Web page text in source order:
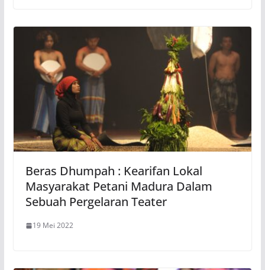
Beras Dhumpah : Kearifan Lokal
Masyarakat Petani Madura Dalam
Sebuah Pergelaran Teater
19 Mei 2022